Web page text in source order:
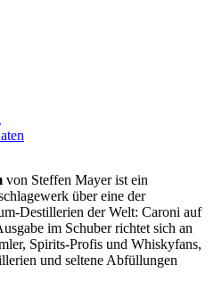
von Steffen Mayer ist ein
über eine der
Destillerien der Welt: Caroni auf
im Schuber richtet sich an
Spirits-Profis und Whiskyfans,
und seltene Abfüllungen